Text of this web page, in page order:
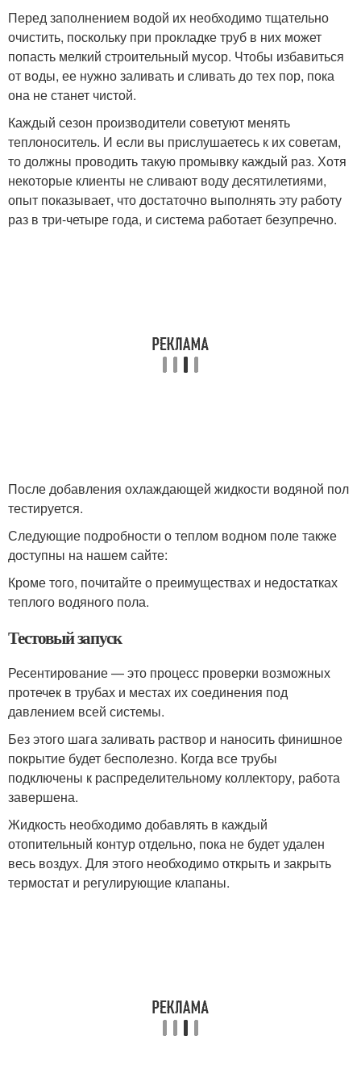
Перед заполнением водой их необходимо тщательно
очистить, поскольку при прокладке труб в них может
попасть мелкий строительный мусор. Чтобы избавиться
от воды, ее нужно заливать и сливать до тех пор, пока
она не станет чистой.
Каждый сезон производители советуют менять
теплоноситель. И если вы прислушаетесь к их советам,
то должны проводить такую промывку каждый раз. Хотя
некоторые клиенты не сливают воду десятилетиями,
опыт показывает, что достаточно выполнять эту работу
раз в три-четыре года, и система работает безупречно.
После добавления охлаждающей жидкости водяной пол
тестируется.
Следующие подробности о теплом водном поле также
доступны на нашем сайте:
Кроме того, почитайте о преимуществах и недостатках
теплого водяного пола.
Тестовый запуск
Ресентирование — это процесс проверки возможных
протечек в трубах и местах их соединения под
давлением всей системы.
Без этого шага заливать раствор и наносить финишное
покрытие будет бесполезно. Когда все трубы
подключены к распределительному коллектору, работа
завершена.
Жидкость необходимо добавлять в каждый
отопительный контур отдельно, пока не будет удален
весь воздух. Для этого необходимо открыть и закрыть
термостат и регулирующие клапаны.